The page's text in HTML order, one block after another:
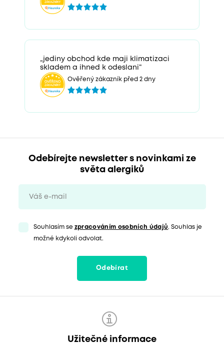
„jediny obchod kde maji klimatizaci
skladem a ihned k odeslani“
Ověřený zákazník před 2 dny
Odebírejte newsletter s novinkami ze
světa alergiků
Souhlasím se zpracováním osobních údajů. Souhlas je
možné kdykoli odvolat.
Odebírat
Užitečné informace